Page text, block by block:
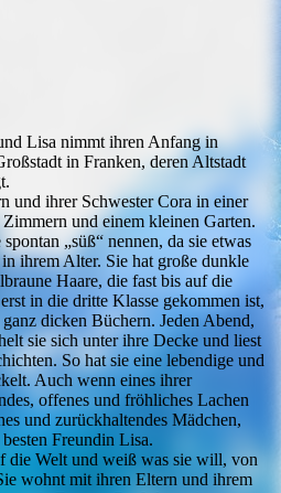
Lisa nimmt ihren Anfang in
in Franken, deren Altstadt
und ihrer Schwester Cora in einer
und einem kleinen Garten.
„süß“ nennen, da sie etwas
ihrem Alter. Sie hat große dunkle
Haare, die fast bis auf die
in die dritte Klasse gekommen ist,
dicken Büchern. Jeden Abend,
sie sich unter ihre Decke und liest
So hat sie eine lebendige und
Auch wenn eines ihrer
offenes und fröhliches Lachen
und zurückhaltendes Mädchen,
Freundin Lisa.
die Welt und weiß was sie will, von
wohnt mit ihren Eltern und ihrem